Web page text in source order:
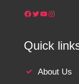
Facebook Twitter YouTube Instagram
Quick
About Us